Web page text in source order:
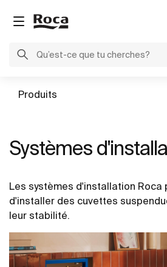
Produits
Systèmes
Les systèmes d'installation Roca
d'installer des cuvettes
leur stabilité.